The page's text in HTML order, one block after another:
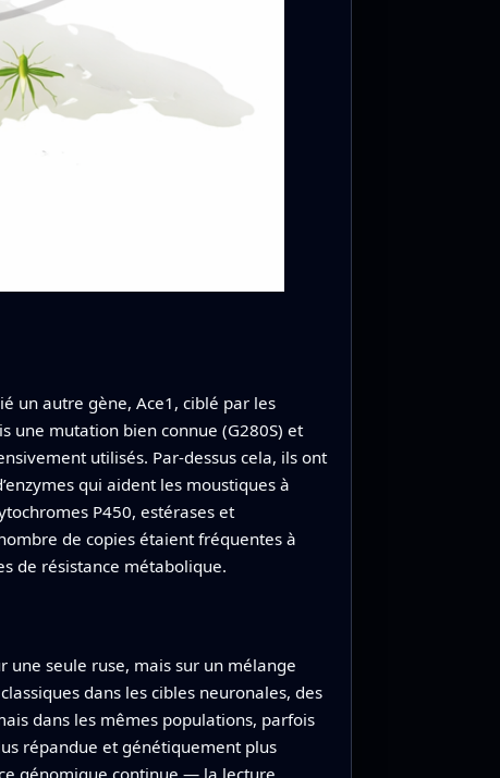
un autre gène, Ace1, ciblé par les
une mutation bien connue (G280S) et
utilisés. Par-dessus cela, ils ont
qui aident les moustiques à
P450, estérases et
de copies étaient fréquentes à
de résistance métabolique.
une seule ruse, mais sur un mélange
dans les cibles neuronales, des
dans les mêmes populations, parfois
répandue et génétiquement plus
génomique continue — la lecture